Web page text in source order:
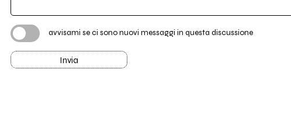
avvisami se ci sono nuovi messaggi in questa discussione
Invia